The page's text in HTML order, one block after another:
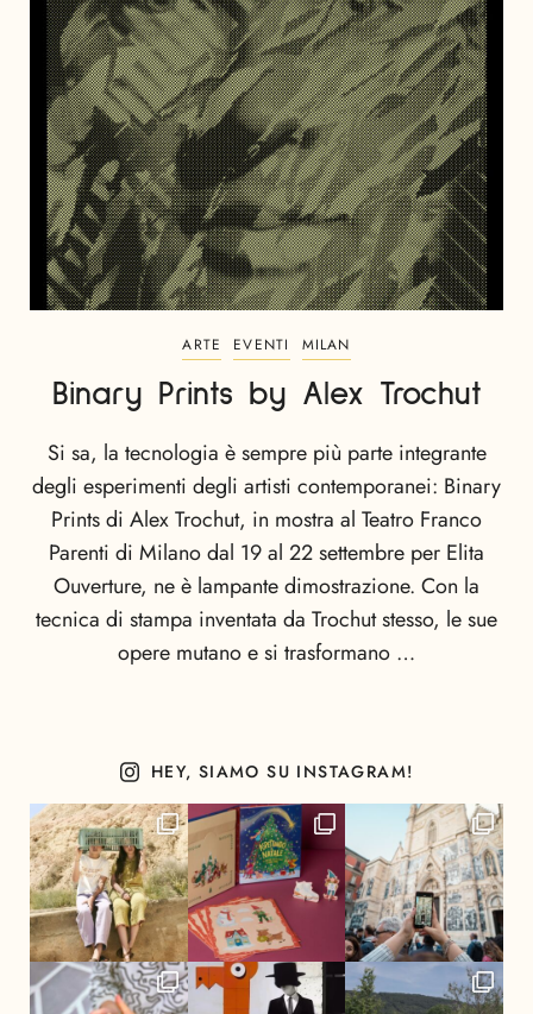
ARTE EVENTI MILAN
Binary Prints by Alex Trochut
Si sa, la tecnologia è sempre più parte integrante
degli esperimenti degli artisti contemporanei: Binary
Prints di Alex Trochut, in mostra al Teatro Franco
Parenti di Milano dal 19 al 22 settembre per Elita
Ouverture, ne è lampante dimostrazione. Con la
tecnica di stampa inventata da Trochut stesso, le sue
opere mutano e si trasformano …
HEY, SIAMO SU INSTAGRAM!